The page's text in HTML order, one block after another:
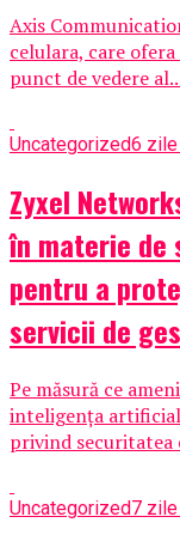
Axis
celulara, care
punct de vedere
Uncategorized6
Zyxel
în materie de
pentru a
servicii de
Pe măsură ce
inteligența
privind securitatea
Uncategorized7